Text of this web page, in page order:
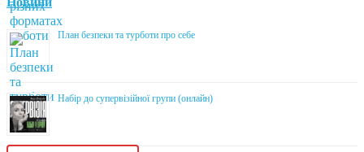
План безпеки та турботи про себе
Набір до супервізійної групи (онлайн)